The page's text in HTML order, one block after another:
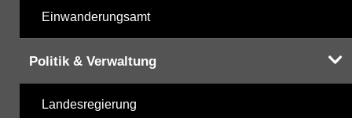
Einwanderungsamt
Politik & Verwaltung
Landesregierung